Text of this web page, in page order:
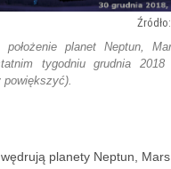
położenie planet Neptun,
tygodniu grudnia
planety Neptun,